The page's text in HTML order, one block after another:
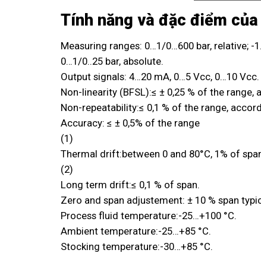
Tính năng và đặc điểm
Measuring ranges: 0…1/0…600 bar, relative; -
0…1/0..25 bar, absolute.
Output signals: 4…20 mA, 0…5 Vcc, 0…10 Vcc.
Non-linearity (BFSL):≤ ± 0,25 % of the range,
Non-repeatability:≤ 0,1 % of the range,
Accuracy: ≤ ± 0,5% of the range
(1)
Thermal drift:between 0 and 80°C, 1% of
(2)
Long term drift:≤ 0,1 % of span.
Zero and span adjustement: ± 10 % span
Process fluid temperature:-25…+100 °C.
Ambient temperature:-25…+85 °C.
Stocking temperature:-30…+85 °C.